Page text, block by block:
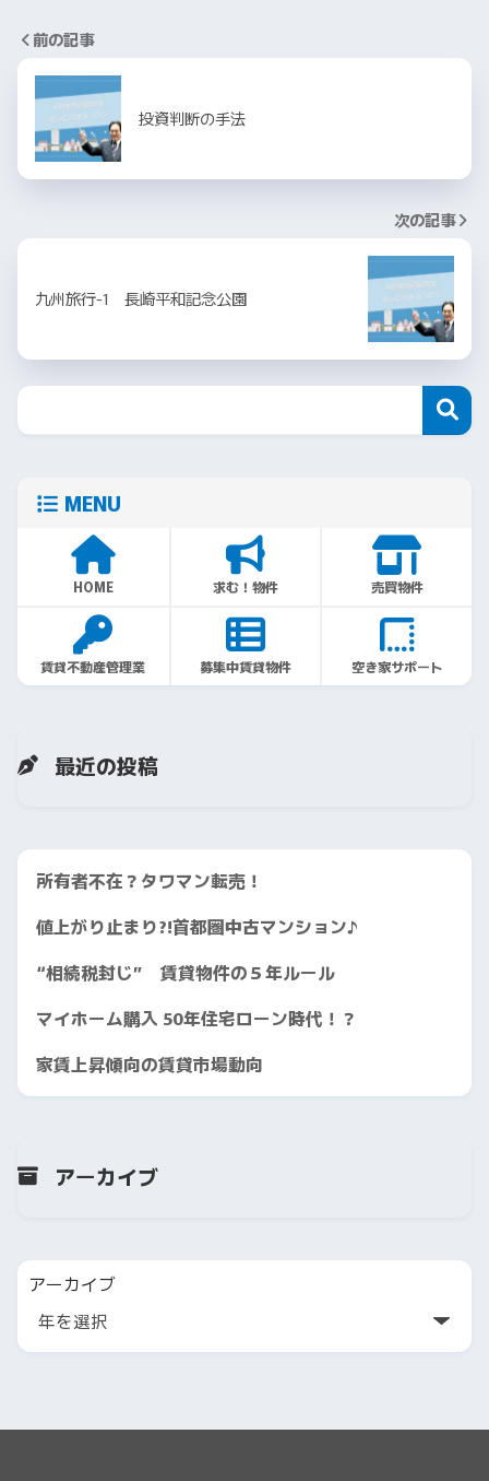
前の記事
投資判断の手法
次の記事
九州旅行-1 長崎平和記念公園
MENU
HOME 求む！物件 売買物件
賃貸不動産管理業 募集中賃貸物件 空き家サポート
最近の投稿
所有者不在？タワマン転売！
値上がり止まり?!首都圏中古マンション♪
“相続税封じ” 賃貸物件の５年ルール
マイホーム購入 50年住宅ローン時代！？
家賃上昇傾向の賃貸市場動向
アーカイブ
アーカイブ